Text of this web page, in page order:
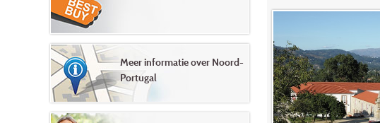
Meer informatie over Noord-
Portugal